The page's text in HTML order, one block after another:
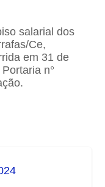
salarial dos
Ce,
em 31 de
n°